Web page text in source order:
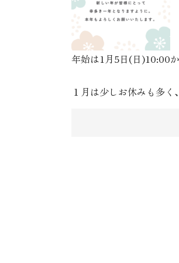
年始は1月5日(日)10:00
１月は少しお休みも多